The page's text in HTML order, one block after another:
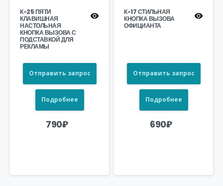
К-25 ПЯТИ
КЛАВИШНАЯ
НАСТОЛЬНАЯ
КНОПКА ВЫЗОВА С
ПОДСТАВКОЙ ДЛЯ
РЕКЛАМЫ
Отправить запрос
Подробнее
790₽
К-17 СТИЛЬНАЯ
КНОПКА ВЫЗОВА
ОФИЦИАНТА
Отправить запрос
Подробнее
690₽